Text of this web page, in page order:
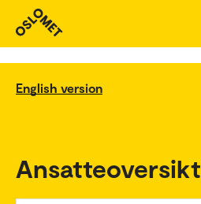
English version
Ansatteoversikt